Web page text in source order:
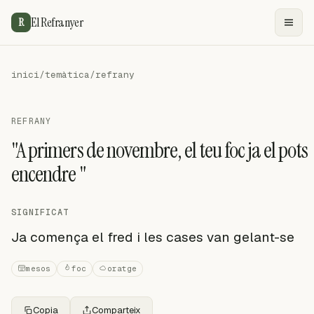
R El Refranyer
inici/temàtica/refrany
REFRANY
"A primers de novembre, el teu foc ja el pots
encendre "
SIGNIFICAT
Ja comença el fred i les cases van gelant-se
mesos foc oratge
Copia Comparteix